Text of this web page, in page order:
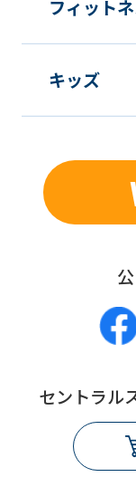
フィット
キッズ
セントラル